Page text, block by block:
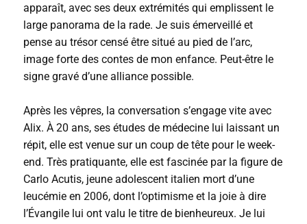
apparaît, avec ses deux extrémités qui emplissent le
large panorama de la rade. Je suis émerveillé et
pense au trésor censé être situé au pied de l’arc,
image forte des contes de mon enfance. Peut-être le
signe gravé d’une alliance possible.
Après les vêpres, la conversation s’engage vite avec
Alix. À 20 ans, ses études de médecine lui laissant un
répit, elle est venue sur un coup de tête pour le week-
end. Très pratiquante, elle est fascinée par la figure de
Carlo Acutis, jeune adolescent italien mort d’une
leucémie en 2006, dont l’optimisme et la joie à dire
l’Évangile lui ont valu le titre de bienheureux. Je lui